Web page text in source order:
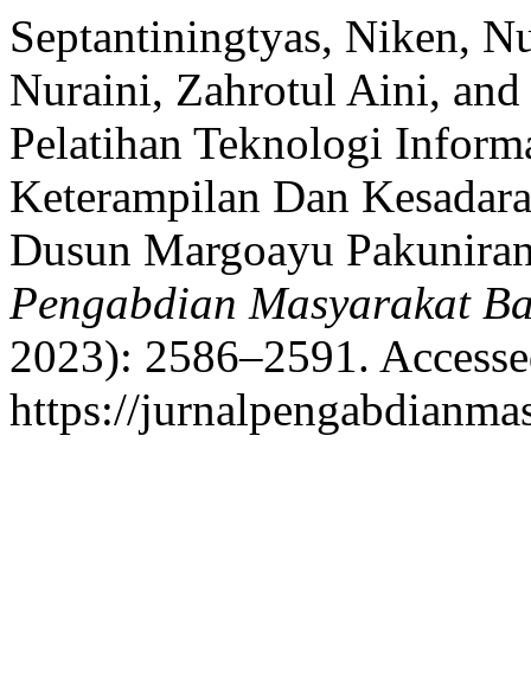
Septantiningtyas, Niken,
Nuraini, Zahrotul Aini,
Pelatihan Teknologi
Keterampilan Dan
Dusun Margoayu
Pengabdian Masyarakat
2023): 2586–2591.
https://